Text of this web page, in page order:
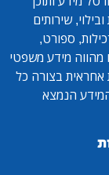
שירותים
ספורט,
מהווה מידע משפטי
אחראית בצורה כל
הנמצא